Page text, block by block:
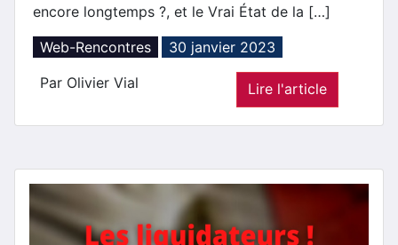
encore longtemps ?, et le Vrai État de la […]
Web-Rencontres
30 janvier 2023
Par Olivier Vial
Lire l'article